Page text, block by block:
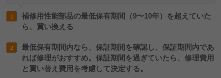
補修用性能部品の最低保有期間（9〜10年）を超えていた
ら、買い換える
最低保有期間内なら、保証期間を確認し、保証期間内であ
れば修理がおすすめ。保証期間を過ぎていたら、修理費用
と買い替え費用を考慮して決定する。